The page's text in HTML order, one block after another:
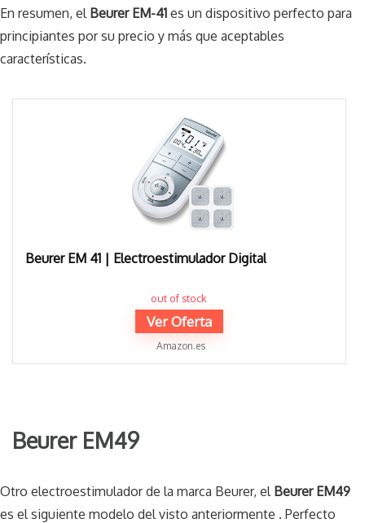
En resumen, el Beurer EM-41 es un dispositivo perfecto para
principiantes por su precio y más que aceptables
características.
Beurer EM 41 | Electroestimulador Digital
out of stock
Ver Oferta
Amazon.es
Beurer EM49
Otro electroestimulador de la marca Beurer, el Beurer EM49
es el siguiente modelo del visto anteriormente . Perfecto